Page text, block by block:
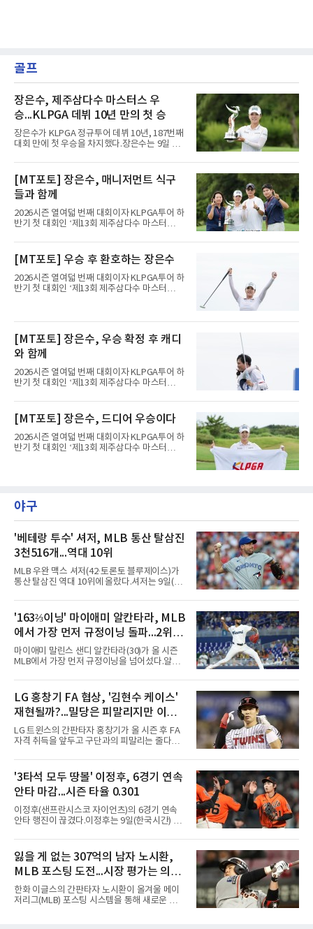
골프
장은수, 제주삼다수 마스터스 우
승...KLPGA 데뷔 10년 만의 첫 승
장은수가 KLPGA 정규투어 데뷔 10년, 187번째
대회 만에 첫 우승을 차지했다.장은수는 9일 제
서 열린 제주삼다수 마스터스(총상금 10억원)
최종 4라운드에서 보기 없이 버디 3개를 잡아 합
계 14언더파 274타를 기록했다. 13언더파 275
타 공동 2위 강채연, 문정민을 1타 차로 제치고
우승 상금 1억8천만원을 받았다.2017년 신인왕
출신인 그는 상비군과 국가대표를 거쳤지만
2020시즌 이후 세 차례 정규투어 출전권을 잃고
다 16번 홀(파4)에서 두 번째 샷을 홀 3ｍ에 붙여
[MT포토] 장은수, 매니저먼트 식구
들과 함께
2026시즌 열여덟 번째 대회이자 KLPGA투어 하
반기 첫 대회인 ‘제13회 제주삼다수 마스터
제주도 서귀포시에 위치한 테디밸리 골프앤리조
트(파72/6,767야드)에서 열리고 있다.9일 현재
최종라운드 경기가 펼쳐지고 있다.장은수가 18
번 홀에서 진행된 시상식에서 포즈를 취하고 있
다.
[MT포토] 우승 후 환호하는 장은수
2026시즌 열여덟 번째 대회이자 KLPGA투어 하
반기 첫 대회인 ‘제13회 제주삼다수 마스터
트(파72/6,767야드)에서 열리고 있다.9일 현재
최종라운드 경기가 펼쳐지고 있다.장은수가 18
번 홀에서 진행된 시상식에서 포즈를 취하고 있
다.
[MT포토] 장은수, 우승 확정 후 캐디
와 함께
2026시즌 열여덟 번째 대회이자 KLPGA투어 하
반기 첫 대회인 ‘제13회 제주삼다수 마스터
제주도 서귀포시에 위치한 테디밸리 골프앤리조
트(파72/6,767야드)에서 열리고 있다.9일 현재
최종라운드 경기가 펼쳐지고 있다.장은수가 18
번 홀에서 진행된 시상식에서 포즈를 취하고 있
다.
[MT포토] 장은수, 드디어 우승이다
2026시즌 열여덟 번째 대회이자 KLPGA투어 하
반기 첫 대회인 ‘제13회 제주삼다수 마스터
번 홀에서 진행된 시상식에서 포즈를 취하고 있
다.
야구
'베테랑 투수' 셔저, MLB 통산 탈삼진
3천516개...역대 10위
MLB 우완 맥스 셔저(42·토론토 블루제이스)가
통산 탈삼진 역대 10위에 올랐다.셔저는 9일(한
서 열린 필라델피아 필리스와의 원정 경기에 선
발 등판해 5⅓이닝 4탈삼진을 기록, 통산 3천
516개를 쌓아 월터 존슨(3천515개)을 1개 차로
제쳤다.이 부문 1위는 놀런 라이언(5천714개)이
며 랜디 존슨(4천875개), 로저 클레먼스(4천672
개), 스티브 칼턴(4천136개)이 뒤를 잇는다.현역
중에서는 올 시즌 후 은퇴하는 통산 8위 저스틴
두 2위다. 올해 토론토와 1년 300만 달러에 재계
약한 그는 9위 게일로드 페리(3
'163⅔이닝' 마이애미 알칸타라, MLB
에서 가장 먼저 규정이닝 돌파...2위와
14이닝 차
마이애미 말린스 샌디 알칸타라(30)가 올 시즌
MLB에서 가장 먼저 규정이닝을 넘어섰다.알칸
크에서 열린 로스앤젤레스 에인절스전에 선발
등판해 7이닝 3피안타 무실점을 기록, 7-0 승리
를 이끌며 시즌 13승(6패)을 올렸다. 평균자책점
은 3.52로 떨어졌고, 3회를 마쳤을 때 통산 1천
226이닝을 기록해 리키 놀라스코의 구단 최다
이닝(1천225⅔이닝)을 경신했다.시즌 소화 이닝
은 163⅔이닝으로 규정이닝 162이닝을 통과했
인트루이스에서 데뷔해 이듬해 마이애미로 이적
한 그는 2022년 리그 최다 228⅔이닝
LG 홍창기 FA 협상, '김현수 케이스'
재현될까?...밀당은 피말리지만 이적
가능성은 낮아
LG 트윈스의 간판타자 홍창기가 올 시즌 후 FA
자격 취득을 앞두고 구단과의 피말리는 줄다리
김현수가 FA 시장에서 이적했던 충격적인 선례
가 소환되면서 벌써부터 팬들의 이목이 집중되
는 양상이다.다만 이번 협상은 과거 김현수 케이
스와는 판이하게 다른 환경 속에서 전개될 것으
로 보인다. 선수 측과 구단 간의 시각 차이가 팽
팽히 맞서며 내부 협상 과정은 극심한 진통을 겪
을 가능성이 크지만, 시장 외부에서 불어오는 변
에서 이탈하는 아픔을 겪었고, 이어진 2026시즌
초중반에도 실전 감각 회복
'3타석 모두 땅볼' 이정후, 6경기 연속
안타 마감...시즌 타율 0.301
이정후(샌프란시스코 자이언츠)의 6경기 연속
안타 행진이 끊겼다.이정후는 9일(한국시간) 미
트로이트 타이거스와의 홈경기에 2번 타자 우익
수로 출전해 3타수 무안타에 그쳤다. 시즌 타율
은 0.301로 하락했다. 1회와 4회 유격수 땅볼, 7
회 2루수 땅볼로 물러났고 9회초 대수비와 교체
됐다.샌프란시스코는 팀 전체가 2안타에 묶인
데다 7회 6실점이 겹쳐 0-8로 졌다.샌디에이고
파드리스 송성문은 휴스턴 애스트로스와의 홈경
잃을 게 없는 307억의 남자 노시환,
MLB 포스팅 도전...시장 평가는 의외
일 수 있어
한화 이글스의 간판타자 노시환이 올겨울 메이
저리그(MLB) 포스팅 시스템을 통해 새로운 도전